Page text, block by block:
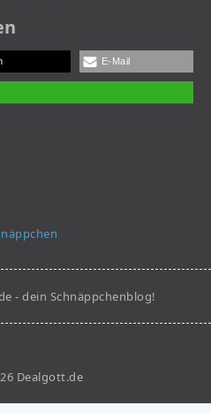
E-Mail
- dein Schnäppchenblog!
Dealgott.de